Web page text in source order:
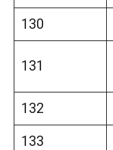
130
131
132
133